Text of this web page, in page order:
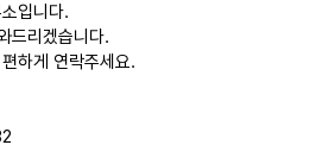
입니다.
드리겠습니다.
하게 연락주세요.